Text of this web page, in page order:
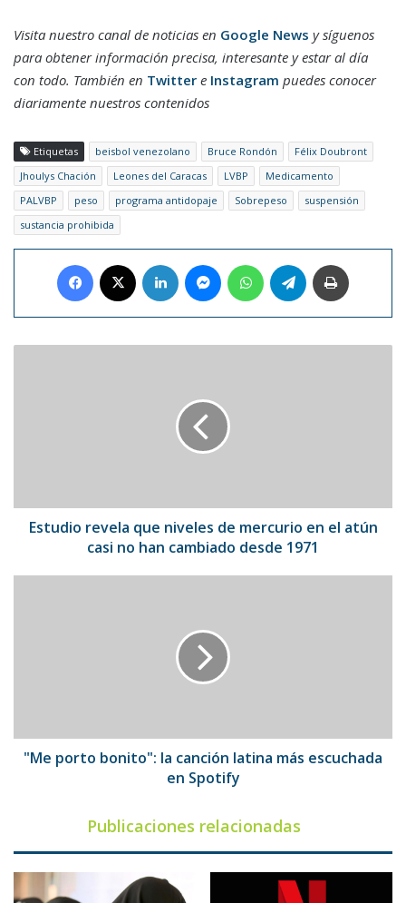
Visita nuestro canal de noticias en Google News y síguenos
para obtener información precisa, interesante y estar al día
con todo. También en Twitter e Instagram puedes conocer
diariamente nuestros contenidos
Etiquetas beisbol venezolano Bruce Rondón
Félix Doubront
Jhoulys Chación
Leones del Caracas LVBP
Medicamento
PALVBP
peso programa antidopaje Sobrepeso
suspensión
sustancia prohibida
Facebook LinkedIn MessengerWhatsAppTelegram
atún
casiEstudio revela que niveles de mercurio en el atún
casi no han cambiado desde 1971
en
Spotify
"Me porto bonito": la canción latina más escuchada
en Spotify
Publicaciones relacionadas